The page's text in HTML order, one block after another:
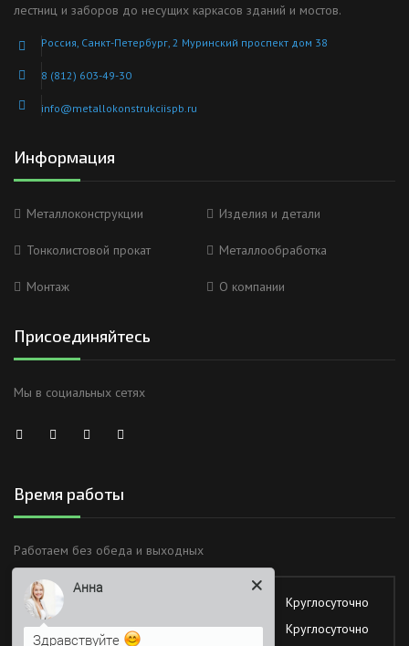
лестниц и заборов до несущих каркасов зданий и мостов.
Россия, Санкт-Петербург, 2 Муринский проспект дом 38
8 (812) 603-49-30
info@metallokonstrukciispb.ru
Информация
Металлоконструкции Изделия и детали
Тонколистовой прокат Металлообработка
Монтаж О компании
Присоединяйтесь
Мы в социальных сетях
Время работы
Работаем без обеда и выходных
Понедельник
Круглосуточно
Вторник
Круглосуточно
Здравствуйте
Я Вас вижу)